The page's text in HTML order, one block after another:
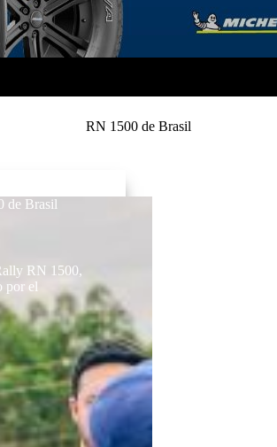
RN 1500 de Brasil
de Brasil
RN 1500,
por el